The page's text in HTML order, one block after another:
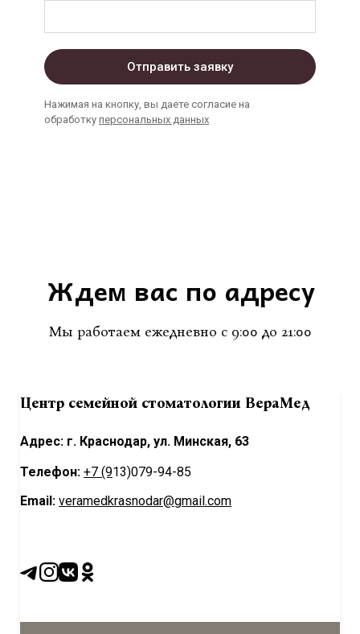
Отправить заявку
Нажимая на кнопку, вы даете согласие на
обработку персональных данных
Ждем вас по адресу
Мы работаем ежедневно с 9:00 до 21:00
Центр семейной стоматологии ВераМед
Адрес: г. Краснодар, ул. Минская, 63
Телефон: +7 (913)079-94-85
Email: veramedkrasnodar@gmail.com